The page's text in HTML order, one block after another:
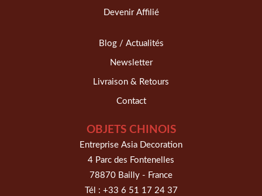
Devenir Affilié
Blog / Actualités
Newsletter
Livraison & Retours
Contact
OBJETS CHINOIS
Entreprise Asia Decoration
4 Parc des Fontenelles
78870 Bailly - France
Tél : +33 6 51 17 24 37